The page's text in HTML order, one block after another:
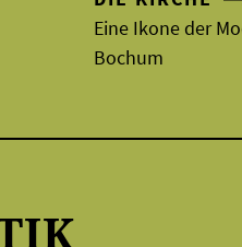
Eine Ikone der
Bochum